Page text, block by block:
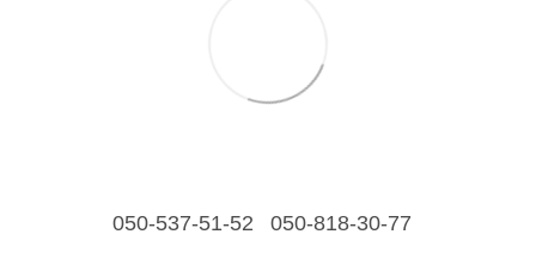
050-537-51-52 050-818-30-77